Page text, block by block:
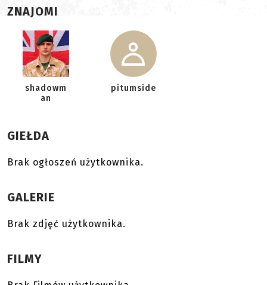
ZNAJOMI
shadowm
an
pitumside
GIEŁDA
Brak ogłoszeń użytkownika.
GALERIE
Brak zdjęć użytkownika.
FILMY